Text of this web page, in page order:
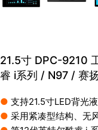
21.5⼨ DPC-9210
睿 i系列 / N97 / 赛
● 支持21.5寸LED背光
● 采用紧凑型结构、无